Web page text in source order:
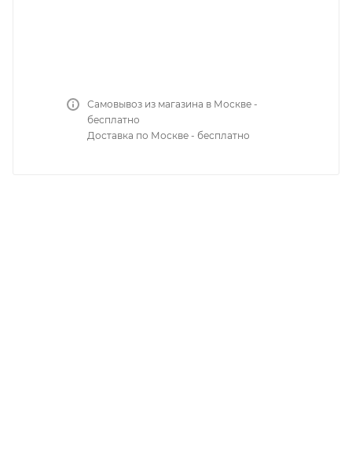
Самовывоз из магазина в Москве -
бесплатно
Доставка по Москве - бесплатно